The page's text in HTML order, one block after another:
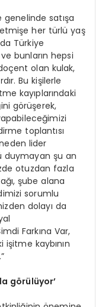
genelinde satışa
her türlü yaş
Türkiye
bunların hepsi
olan kulak,
Bu kişilerle
kayıplarındaki
görüşerek,
toplantısı
lider
duymayan şu an
otuzdan fazla
şube alana
sorumlu
dolayı da
Farkına Var,
işitme kaybının
görülüyor’